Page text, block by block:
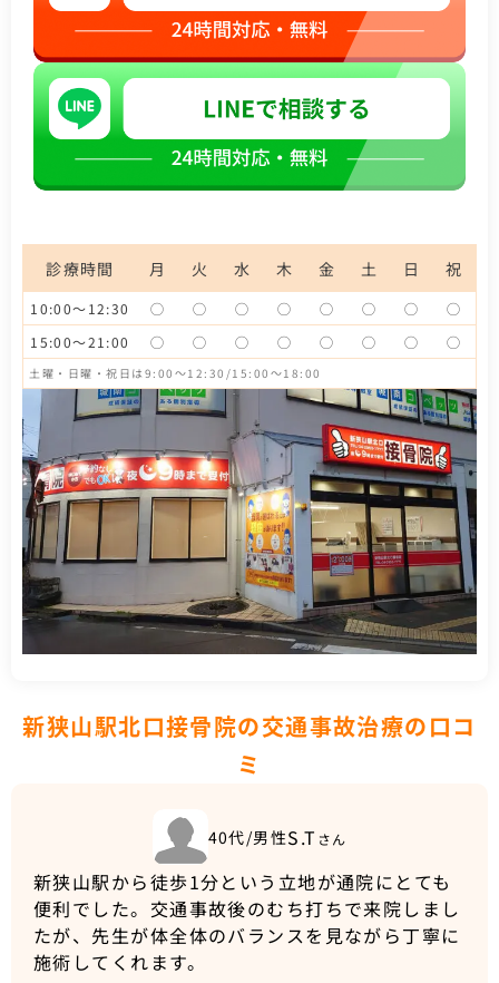
診療時間 月 火 水 木 金 土 日 祝
10:00～12:30 ◯ ◯ ◯ ◯ ◯ ◯ ◯
◯
15:00～21:00
◯ ◯ ◯ ◯ ◯ ◯ ◯ ◯
土曜・日曜・祝日は9:00～12:30/15:00～18:00
新狭山駅北口接骨院の交通事故治療の口コ
ミ
40代/男性S.T さん
新狭山駅から徒歩1分という立地が通院にとても
便利でした。交通事故後のむち打ちで来院しまし
たが、先生が体全体のバランスを見ながら丁寧に
施術してくれます。